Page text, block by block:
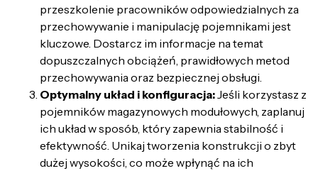
przeszkolenie pracowników odpowiedzialnych za
przechowywanie i manipulację pojemnikami jest
kluczowe. Dostarcz im informacje na temat
dopuszczalnych obciążeń, prawidłowych metod
przechowywania oraz bezpiecznej obsługi.
Optymalny układ i konfiguracja:Jeśli korzystasz z
pojemników magazynowych modułowych, zaplanuj
ich układ w sposób, który zapewnia stabilność i
efektywność. Unikaj tworzenia konstrukcji o zbyt
dużej wysokości, co może wpłynąć na ich